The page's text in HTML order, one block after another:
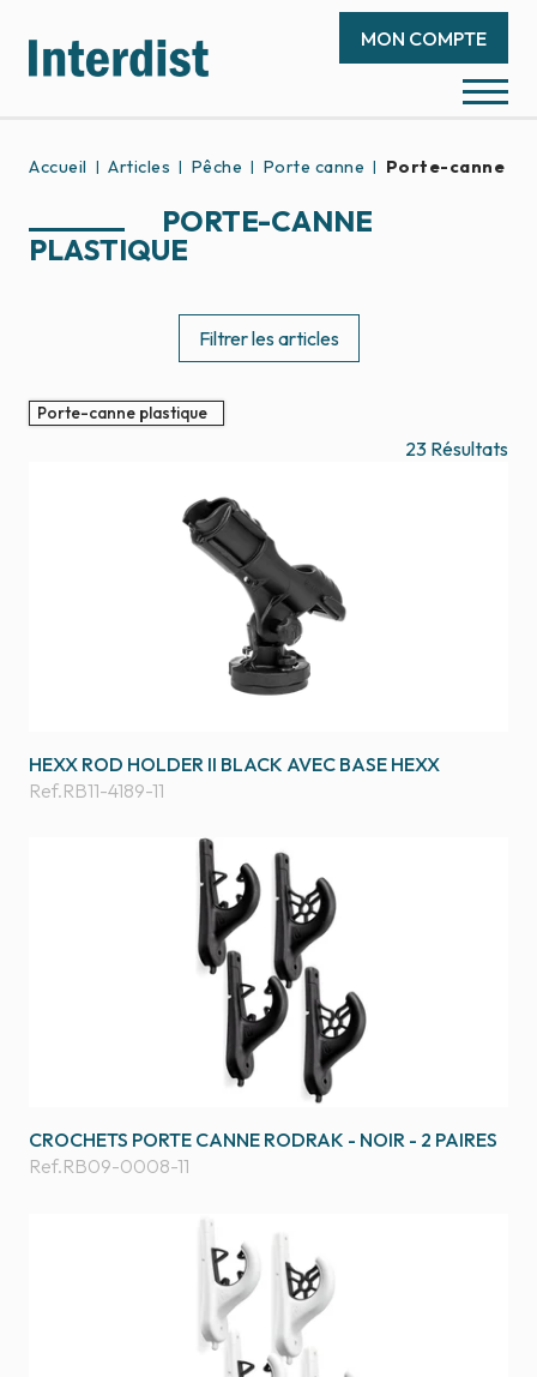
MON COMPTE
Accueil Articles Pêche Porte canne Porte-canne
PORTE-CANNE
PLASTIQUE
Filtrer les articles
Porte-canne plastique
23 Résultats
HEXX ROD HOLDER II BLACK AVEC BASE HEXX
Ref.RB11-4189-11
CROCHETS PORTE CANNE RODRAK - NOIR - 2 PAIRES
Ref.RB09-0008-11